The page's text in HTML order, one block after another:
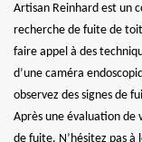
Artisan Reinhard est un
recherche de fuite de
faire appel à des
d’une caméra
observez des signes de
Après une évaluation
de fuite. N’hésitez pas à